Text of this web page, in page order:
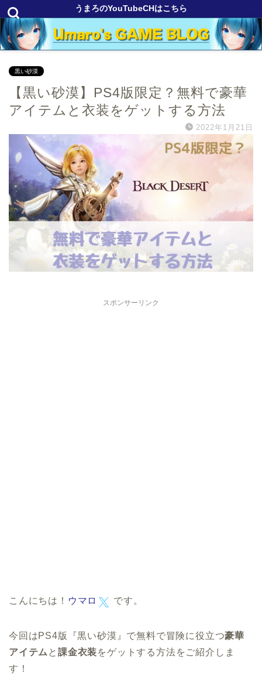
うまろのYouTubeCHはこちら
黒い砂漠
【黒い砂漠】PS4版限定？無料で豪華
アイテムと衣装をゲットする方法
2022年1月21日
スポンサーリンク
こんにちは！ ウマロ です。
今回はPS4版『黒い砂漠』で無料で冒険に役立つ豪華
アイテム と課金衣装をゲットする方法をご紹介しま
す！